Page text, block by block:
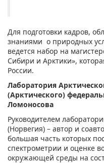
Для подготовки кадров,
знаниями о природных
ведется набор на
Сибири и Арктики»,
России.
Лаборатория
(Арктического)
Ломоносова
Руководителем
(Норвегия) – автор и
большая часть которых
спектрометрии и оценке
окружающей среды на